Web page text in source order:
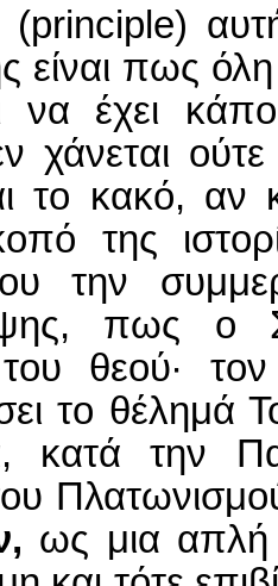
(principle)
είναι πως
να έχει
χάνεται
το κακό, αν
της
την
πως ο
θεού·
το θέλημά
κατά την
ως μια